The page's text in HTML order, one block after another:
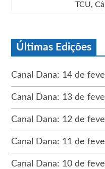
TCU,
Últimas Edições
Canal Dana: 14 de
Canal Dana: 13 de
Canal Dana: 12 de
Canal Dana: 11 de
Canal Dana: 10 de